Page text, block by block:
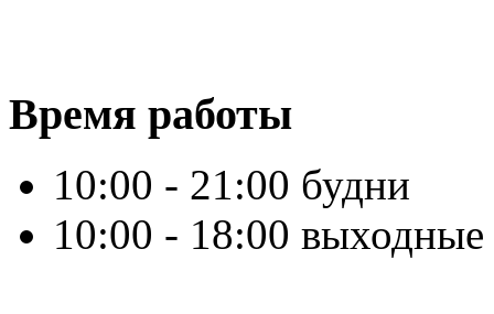
Время работы
10:00 - 21:00 будни
10:00 - 18:00 выходные